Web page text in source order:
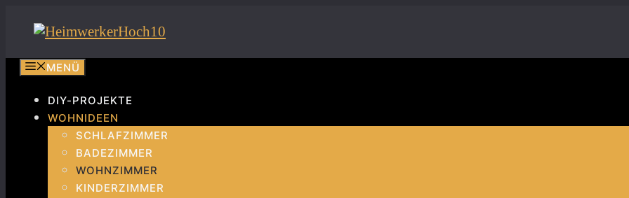
Inhalt
MENÜ
DIY-PROJEKTE
WOHNIDEEN
SCHLAFZIMMER
BADEZIMMER
WOHNZIMMER
KINDERZIMMER